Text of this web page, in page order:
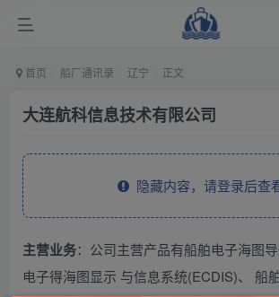
首页 船厂通讯录 辽宁 正文
大连航科信息技术有限公司
隐藏内容，请登录后查
主营业务：公司主营产品有船舶电子海图导
电子得海图显示 与信息系统(ECDIS)、 船